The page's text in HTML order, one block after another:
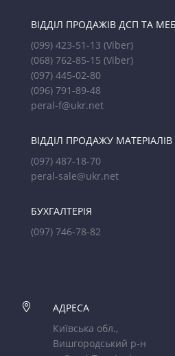
ВІДДІЛ ПРОДАЖІВ ДСП ТА
(099) 423-51-13 (Viber)
(068) 762-85-15 (Viber)
(097) 445-02-80
(096) 791-89-48
peral-f@ukr.net
ВІДДІЛ ПРОДАЖУ
(097) 487-18-70
peral-sale@ukr.net
БУХГАЛТЕРІЯ
(097) 746-78-82

АДРЕСА
Київська обл.,
Вишгородський р-н